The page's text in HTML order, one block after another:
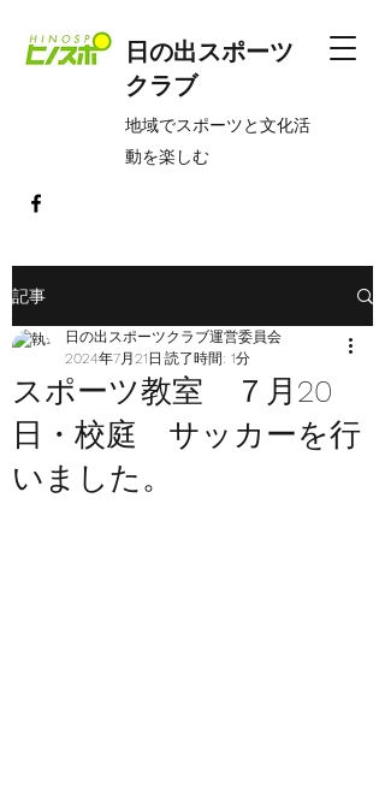
日の出スポーツ
クラブ
​地域でスポーツと文化活
動を楽しむ
記事
スポーツ教室 ７月20
日・校庭 サッカーを行
いました。
日の出スポーツクラブ運営委員会
2024年7月21日 読了時間: 1分